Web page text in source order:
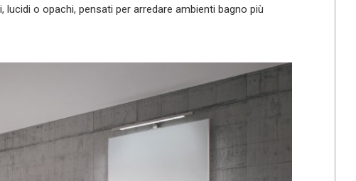
lucidi o opachi, pensati per arredare ambienti bagno più